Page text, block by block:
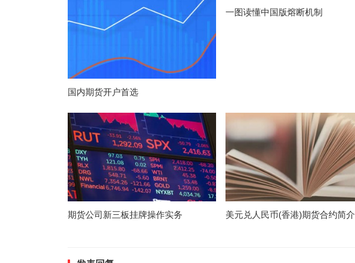
国内期货开户首选
一图读懂中国版熔断机制
期货公司新三板挂牌操作实务 美元兑人民币(香港)期货合约简介